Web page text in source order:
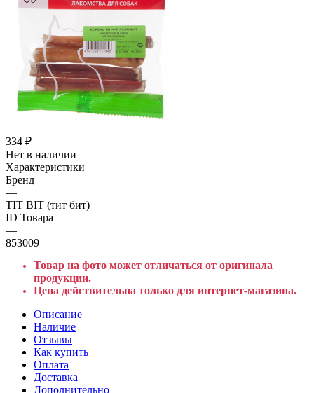
334 ₽
Нет в наличии
Характеристики
Бренд
—
TIT BIT (тит бит)
ID Товара
—
853009
Товар на фото может отличаться от оригинала
продукции.
Цена действительна только для интернет-магазина.
Описание
Наличие
Отзывы
Как купить
Оплата
Доставка
Дополнительно